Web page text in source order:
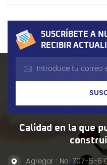
Caravan/Homy/Urvan
E24
SUSCRÍBETE A
RECIBIR
Calidad en la que
Agregar : No. 707-5-6